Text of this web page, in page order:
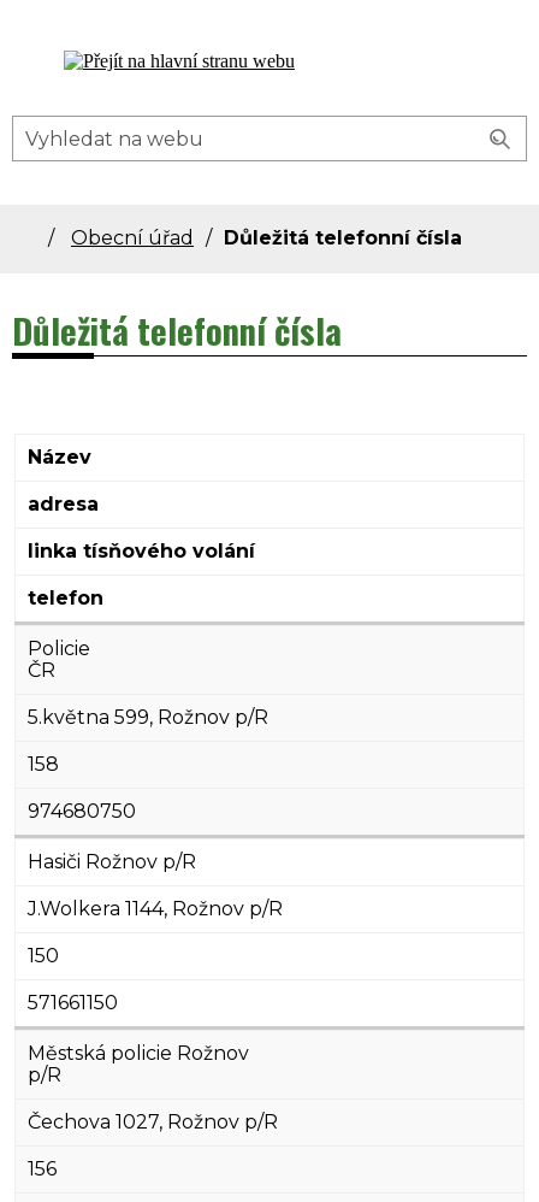
Dolní Bečva - oficiální stránky obce
Obecní úřad Důležitá telefonní čísla
Důležitá telefonní čísla
Název
adresa
linka tísňového volání
telefon
Policie
ČR
5.května 599, Rožnov p/R
158
974680750
Hasiči Rožnov p/R
J.Wolkera 1144, Rožnov p/R
150
571661150
Městská policie Rožnov
p/R
Čechova 1027, Rožnov p/R
156